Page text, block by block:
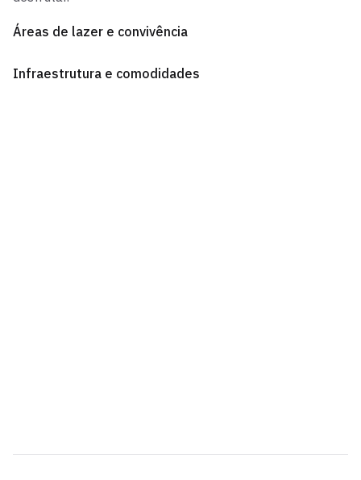
Áreas de lazer e convivência
Infraestrutura e comodidades